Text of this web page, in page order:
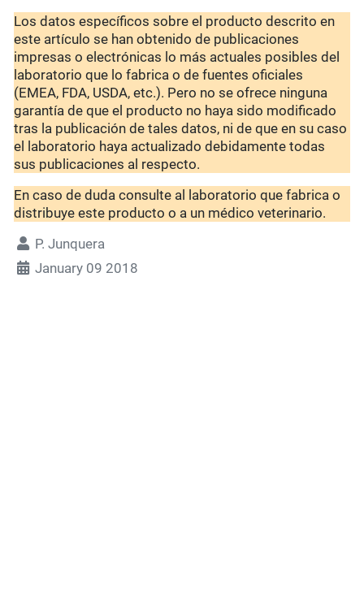
Los datos específicos sobre el producto descrito en
este artículo se han obtenido de publicaciones
impresas o electrónicas lo más actuales posibles del
laboratorio que lo fabrica o de fuentes oficiales
(EMEA, FDA, USDA, etc.). Pero no se ofrece ninguna
garantía de que el producto no haya sido modificado
tras la publicación de tales datos, ni de que en su caso
el laboratorio haya actualizado debidamente todas
sus publicaciones al respecto.
En caso de duda consulte al laboratorio que fabrica o
distribuye este producto o a un médico veterinario.
P. Junquera
January 09 2018